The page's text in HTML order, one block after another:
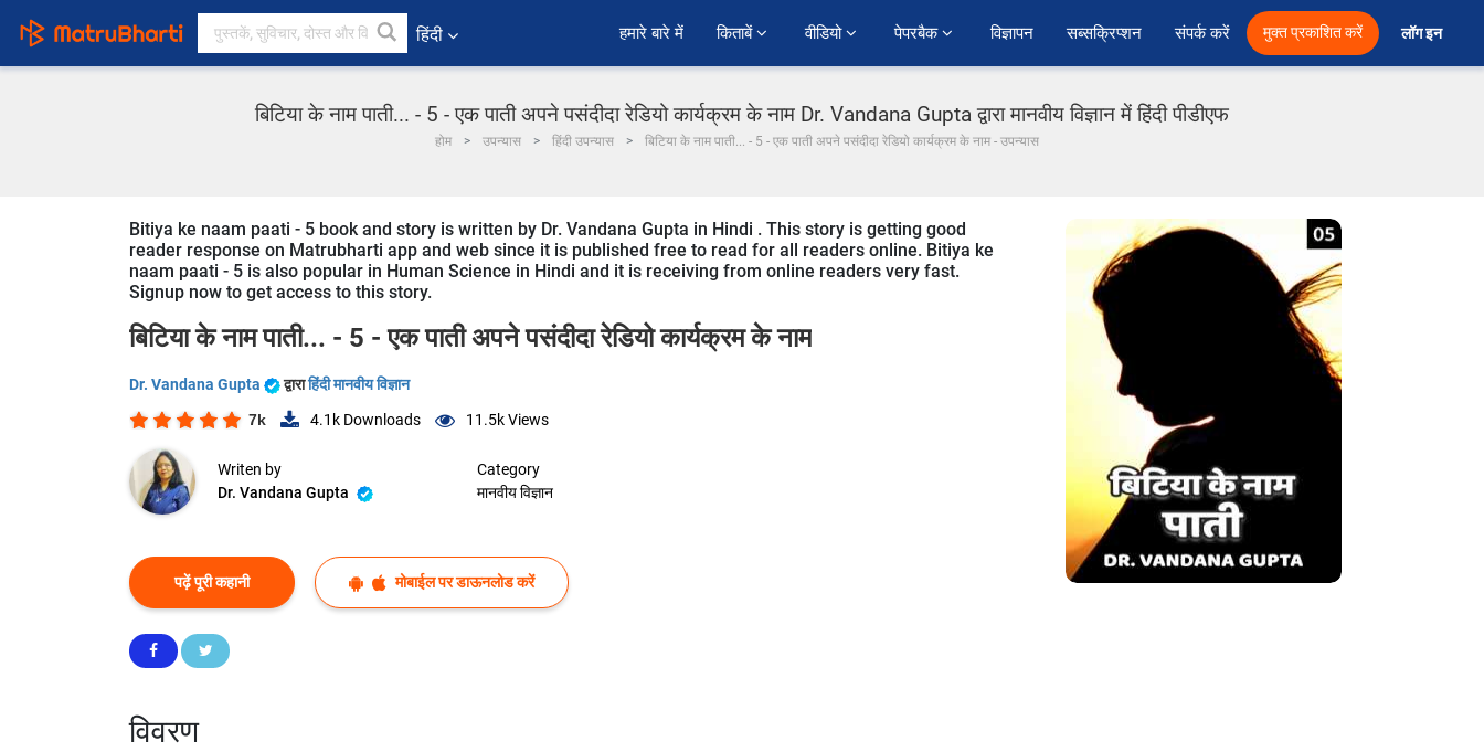
हिंदी हमारे बारे में किताबें वीडियो पेपरबैक विज्ञापन सब्सक्रिप्शन संपर्क करें मुक्त प्रकाशित करें लॉग इन
बिटिया के नाम पाती... - 5 - एक पाती अपने पसंदीदा रेडियो कार्यक्रम के नाम Dr. Vandana Gupta द्वारा मानवीय विज्ञान में हिंदी पीडीएफ
होम उपन्यास हिंदी उपन्यास बिटिया के नाम पाती... - 5 - एक पाती अपने पसंदीदा रेडियो कार्यक्रम के नाम - उपन्यास
Bitiya ke naam paati - 5 book and story is written by Dr. Vandana Gupta in Hindi . This story is getting good
reader response on Matrubharti app and web since it is published free to read for all readers online. Bitiya ke
naam paati - 5 is also popular in Human Science in Hindi and it is receiving from online readers very fast.
Signup now to get access to this story.
बिटिया के नाम पाती... - 5 - एक पाती अपने पसंदीदा रेडियो कार्यक्रम के नाम
Dr. Vandana Gupta द्वाराहिंदी मानवीय विज्ञान
7k 4.1k Downloads 11.5kViews
Writen by
Dr. Vandana Gupta
Category
मानवीय विज्ञान
पढ़ें पूरी कहानी मोबाईल पर डाऊनलोड करें
विवरण